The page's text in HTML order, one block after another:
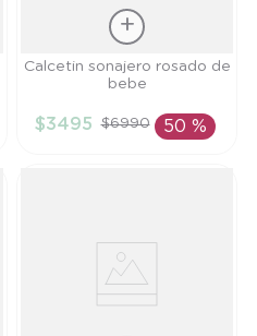
Talla
AÑADIR AL
Calcetin sonajero rosado de
bebe
$3495 $6990 50 %